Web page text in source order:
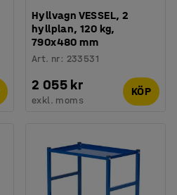
Hyllvagn VESSEL, 2
hyllplan, 120 kg,
790x480 mm
Art. nr: 233531
2 055 kr
exkl. moms
KÖP